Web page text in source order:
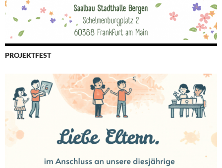
PROJEKTFEST